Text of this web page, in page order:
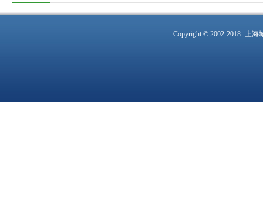
Copyright © 2002-2018 上海